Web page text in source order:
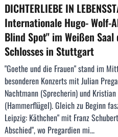
DICHTERLIEBE IN
Internationale Hugo- Wolf-
Blind Spot" im Weißen Saal
Schlosses in Stuttgart
"Goethe und die Frauen" stand im
besonderen Konzerts mit Julian
Nachtmann (Sprecherin) und
(Hammerflügel). Gleich zu Beginn
Leipzig: Käthchen" mit Franz
Abschied", wo Pregardien mi...